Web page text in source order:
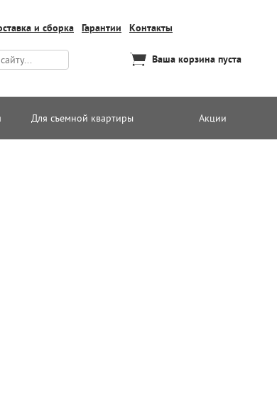
и сборка Гарантии Контакты
Ваша корзина пуста
Для съемной квартиры Акции